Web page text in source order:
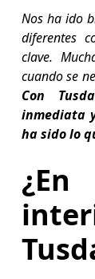
Nos ha ido
diferentes
clave.
cuando se
Con
inmediata
ha sido lo